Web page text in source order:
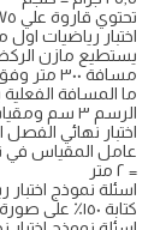
تحتوي قاروة علي ١,٧٥ لتر من عصير الجزر فكم كمية العصير بالمللتر
اختبار ریاضیات اول
مسافة ٣٠٠ متر وفق المعدل نفسه
ما المسافة
الرسم ٣ سم ومقياس الرسم ١ سم = ٢٤ كلم
اختبار نهائي
= ۲ متر
اسئلة نموذج
كتابة ١٥٠٪ على صورة كسر اعتيادي في أبسط صورة =